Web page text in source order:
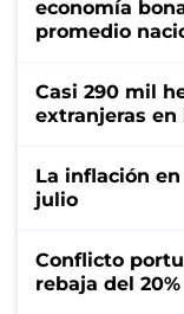
economía
promedio
Casi 290 mil
extranjeras en
La inflación en
julio
Conflicto
rebaja del